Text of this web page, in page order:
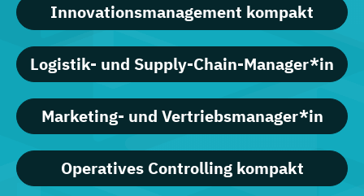
Innovationsmanagement kompakt
Logistik- und Supply-Chain-Manager*in
Marketing- und Vertriebsmanager*in
Operatives Controlling kompakt